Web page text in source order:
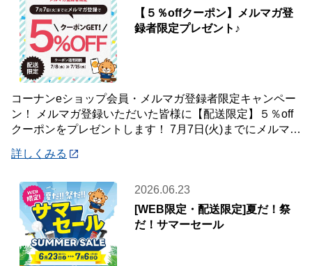
【５％offクーポン】メルマガ登
録者限定プレゼント♪
コーナンeショップ会員・メルマガ登録者限定キャンペー
ン！ メルマガ登録いただいた皆様に【配送限定】５％off
クーポンをプレゼントします！ 7月7日(火)までにメルマガ
詳しくみる
2026.06.23
[WEB限定・配送限定]夏だ！祭
だ！サマーセール